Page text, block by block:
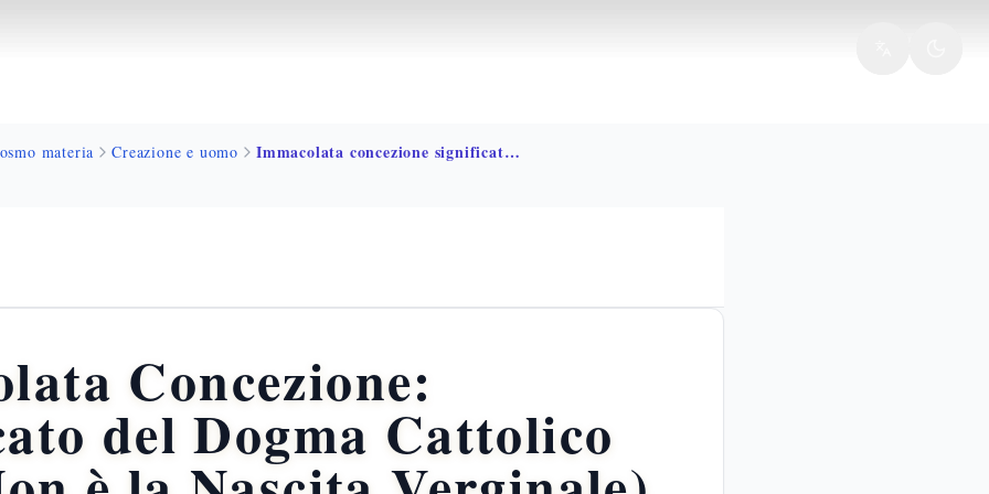
materia Creazione e uomo Immacolata concezione significato dogma 1854
Concezione:
del Dogma Cattolico